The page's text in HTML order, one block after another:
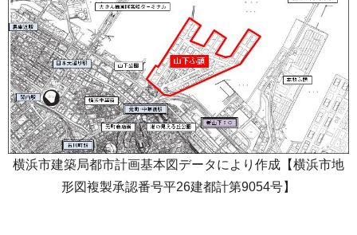
横浜市建築局都市計画基本図データにより作成【横浜市地
形図複製承認番号平26建都計第9054号】